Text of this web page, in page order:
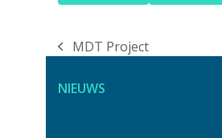
previous
MDT Project
NIEUWS